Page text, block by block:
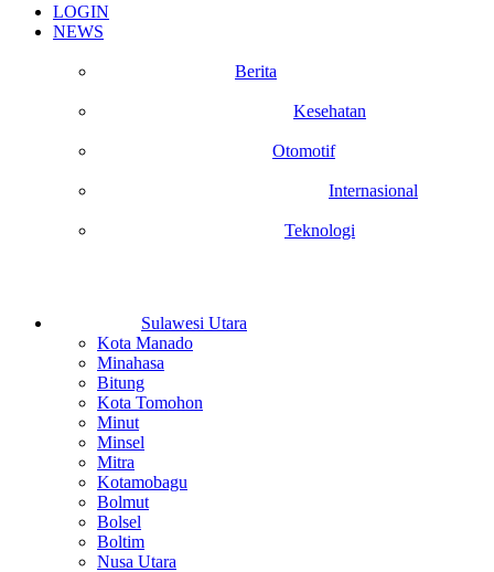
LOGIN
NEWS
Berita
Kesehatan
Otomotif
Internasional
Teknologi
Sulawesi Utara
Kota Manado
Minahasa
Bitung
Kota Tomohon
Minut
Minsel
Mitra
Kotamobagu
Bolmut
Bolsel
Boltim
Nusa Utara